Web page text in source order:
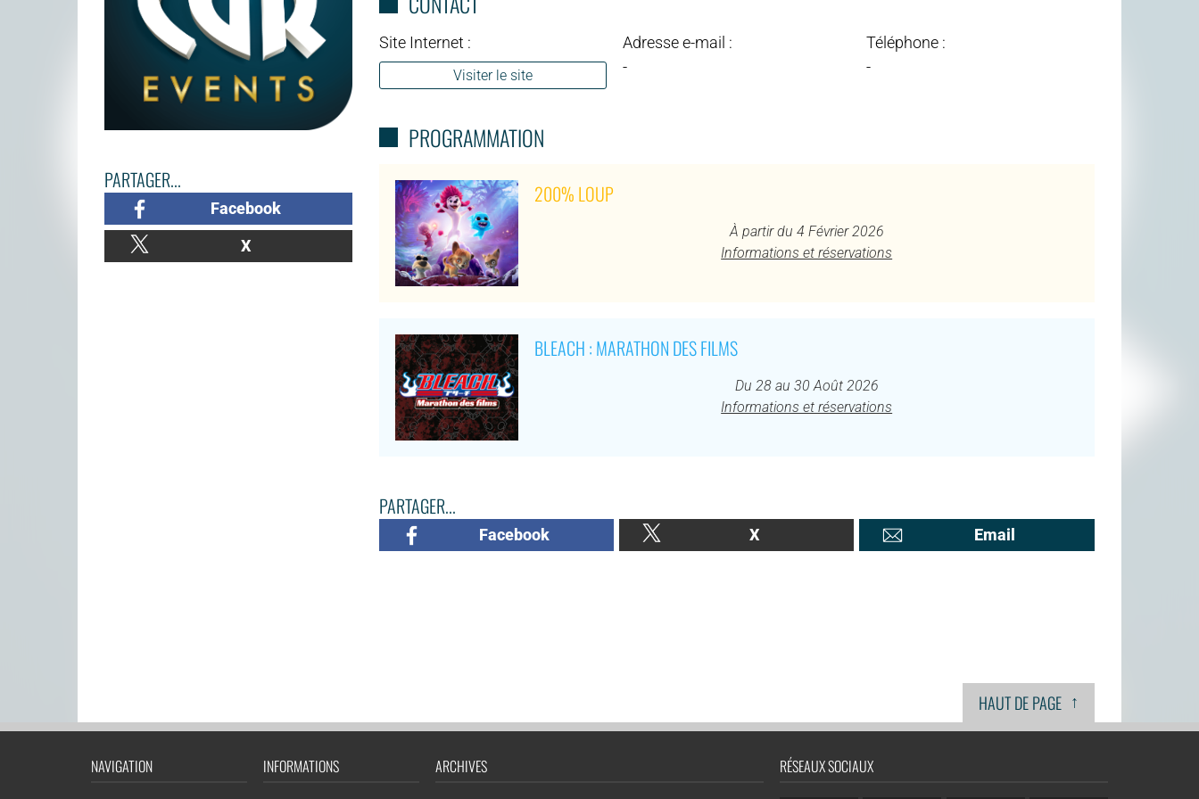
PARTAGER...
Facebook
X
Site Internet :
Visiter le site
Adresse e-mail :
-
Téléphone :
-
PROGRAMMATION
200% LOUP
À partir du 4 Février 2026
Informations et réservations
BLEACH : MARATHON DES FILMS
Du 28 au 30 Août 2026
Informations et réservations
PARTAGER...
Facebook X Email
HAUT DE PAGE ↑
NAVIGATION INFORMATIONS ARCHIVES RÉSEAUX SOCIAUX